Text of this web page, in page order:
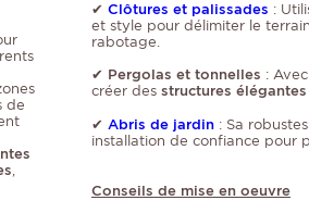
de
,
✔ Clôtures et palissades :
et style pour délimiter le
rabotage.
✔ Pergolas et tonnelles :
créer des structures élégantes
✔ Abris de jardin : Sa
installation de confiance pour
Conseils de mise en oeuvre